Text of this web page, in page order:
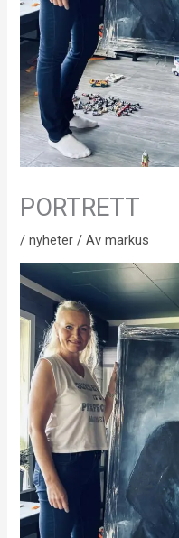
PORTRETT
/nyheter / Av markus